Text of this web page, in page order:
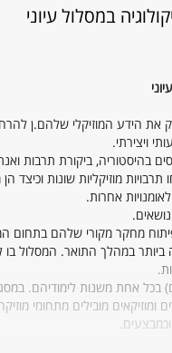
במסלול עיוני
את הידע המוזיקלי שלהם.ן
ויצירתי.
בהיסטוריה, ביקורת תרבות
מוזיקליות שונות וכיצד
אחרות.
מחקר מקורי שלהם בתחום
במהלך התואר. המסלול
בכל אחת משנות לימודיהם.
מובילים מתחומי